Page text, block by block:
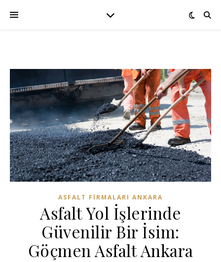
ASFALT FIRMALARI ANKARA
Asfalt Yol İşlerinde
Güvenilir Bir İsim:
Göçmen Asfalt Ankara